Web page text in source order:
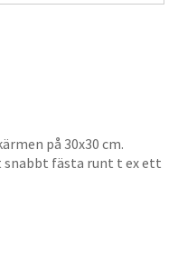
på 30x30 cm.
fästa runt t ex ett